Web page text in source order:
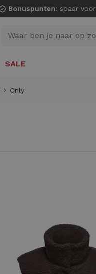
Bonuspunten: spaar voor
SALE
Only